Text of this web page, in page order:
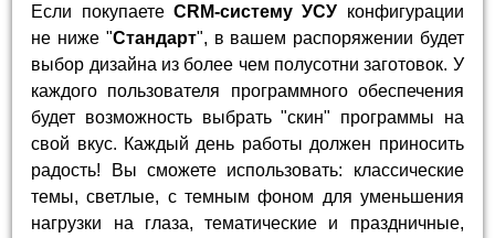
Если покупаете CRM-систему УСУ конфигурации
не ниже "Стандарт", в вашем распоряжении будет
выбор дизайна из более чем полусотни заготовок. У
каждого пользователя программного обеспечения
будет возможность выбрать "скин" программы на
свой вкус. Каждый день работы должен приносить
радость! Вы сможете использовать: классические
темы, светлые, с темным фоном для уменьшения
нагрузки на глаза, тематические и праздничные,